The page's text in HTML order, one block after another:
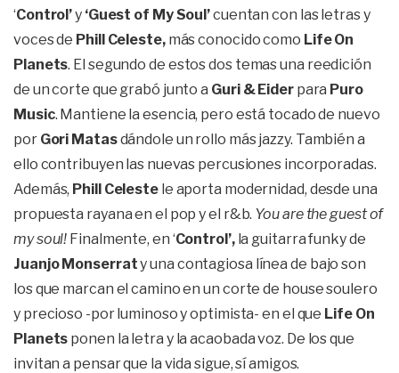
‘Control’y‘Guest of My Soul’cuentan con las letras y
voces de Phill Celeste,más conocido como Life On
Planets. El segundo de estos dos temas una reedición
de un corte que grabó junto a Guri & Eiderpara Puro
Music. Mantiene la esencia, pero está tocado de nuevo
por Gori Matasdándole un rollo más jazzy. También a
ello contribuyen las nuevas percusiones incorporadas.
Además, Phill Celestele aporta modernidad, desde una
propuesta rayana en el pop y el r&b. You are the guest of
my soul! Finalmente, en ‘Control’, la guitarra funky de
Juanjo Monserraty una contagiosa línea de bajo son
los que marcan el camino en un corte de house soulero
y precioso -por luminoso y optimista- en el que Life On
Planets ponen la letra y la acaobada voz. De los que
invitan a pensar que la vida sigue, sí amigos.